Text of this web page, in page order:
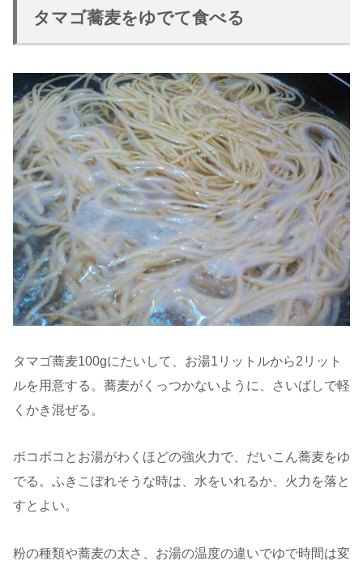
タマゴ蕎麦をゆでて食べる
タマゴ蕎麦100gにたいして、お湯1リットルから2リット
ルを用意する。蕎麦がくっつかないように、さいばしで軽
くかき混ぜる。
ボコボコとお湯がわくほどの強火力で、だいこん蕎麦をゆ
でる。ふきこぼれそうな時は、水をいれるか、火力を落と
すとよい。
粉の種類や蕎麦の太さ、お湯の温度の違いでゆで時間は変